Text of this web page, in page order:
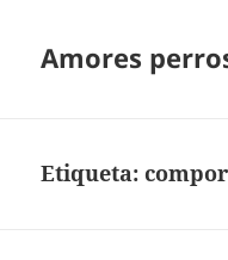
Amores
Etiqueta: